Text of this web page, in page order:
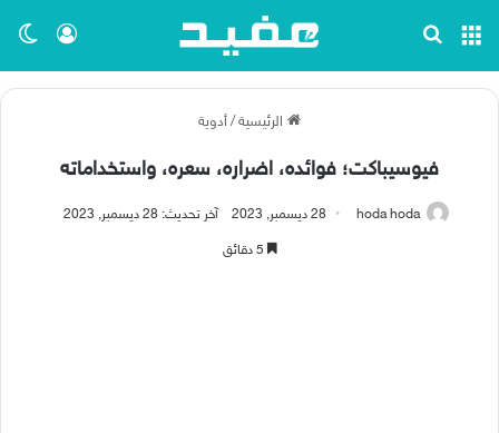
تسجيل القائمة
الرئيسية/أدوية
فيوسيباكت؛ فوائده، اضراره، سعره، واستخداماته
hoda hoda 28 ديسمبر, 2023 آخر تحديث: 28 ديسمبر, 2023